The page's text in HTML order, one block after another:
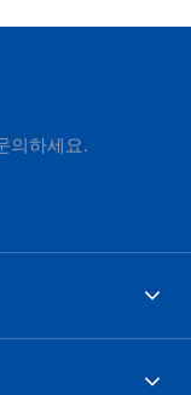
의하세요.